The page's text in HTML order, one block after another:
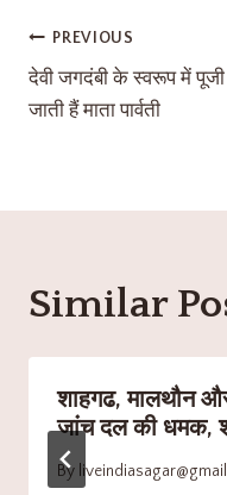
PREVIOUS
देवी जगदंबी के स्वरूप में पूजी
जाती हैं माता पार्वती
Similar
शाहगढ, मालथौन
जांच दल की धमक,
By